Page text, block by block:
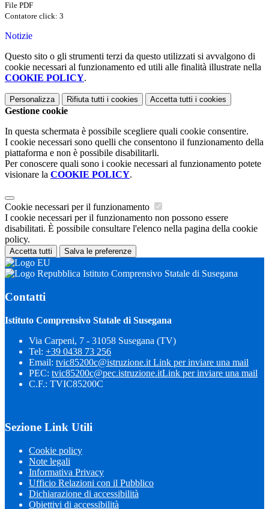
File PDF
Contatore click: 3
Notizie
Questo sito o gli strumenti terzi da questo utilizzati si avvalgono di
cookie necessari al funzionamento ed utili alle finalità illustrate nella
COOKIE POLICY.
Personalizza Rifiuta tutti i cookies Accetta tutti i cookies
Gestione cookie
In questa schermata è possibile scegliere quali cookie consentire.
I cookie necessari sono quelli che consentono il funzionamento della
piattaforma e non è possibile disabilitarli.
Per conoscere quali sono i cookie necessari al funzionamento potete
visionare la COOKIE POLICY.
Cookie necessari per il funzionamento
I cookie necessari per il funzionamento non possono essere
disabilitati. È possibile consultare l'elenco nella pagina della cookie
policy.
Accetta tutti Salva le preferenze
Istituto Comprensivo Statale di Susegana
Contatti
Istituto Comprensivo Statale di Susegana
Via Carpeni, 7 - 31058 Susegana (TV)
Tel: +39 0438 73 256
Email: tvic85200c@istruzione.it Link per inviare una mail
PEC: tvic85200c@pec.istruzione.itLink per inviare una mail
C.F.: TVIC85200C
Sezione Link Utili
Cookie policy
Note legali
Informativa Privacy
Ufficio Relazioni con il Pubblico
Dichiarazione di accessibilità
Obiettivi di accessibilità